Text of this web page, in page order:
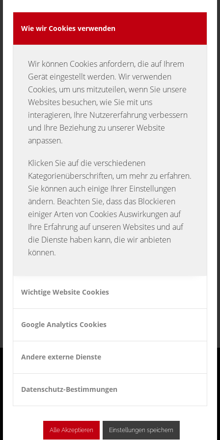
Wie wir Cookies verwenden
Wir können Cookies anfordern, die auf Ihrem
Gerät eingestellt werden. Wir verwenden
Cookies, um uns mitzuteilen, wenn Sie unsere
Websites besuchen, wie Sie mit uns
interagieren, Ihre Nutzererfahrung verbessern
und Ihre Beziehung zu unserer Website
anpassen.
Klicken Sie auf die verschiedenen
Kategorienüberschriften, um mehr zu erfahren.
Sie können auch einige Ihrer Einstellungen
ändern. Beachten Sie, dass das Blockieren
einiger Arten von Cookies Auswirkungen auf
Ihre Erfahrung auf unseren Websites und auf
die Dienste haben kann, die wir anbieten
können.
Wichtige Website Cookies
Google Analytics Cookies
Andere externe Dienste
Datenschutz-Bestimmungen
Alle Akzeptieren Einstellungen speichern
AM 19.02.2021 IM
ALTER VON 86
JAHREN
VERSTORBEN IST.
ALLGEMEIN
20. FEBRUAR 2021
Eintrag teilen
RECHTLICHES
Datenschutz